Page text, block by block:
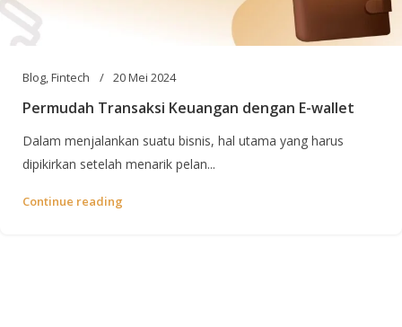
Blog,Fintech 20 Mei 2024
Permudah Transaksi Keuangan dengan E-wallet
Dalam menjalankan suatu bisnis, hal utama yang harus
dipikirkan setelah menarik pelan...
Continue reading